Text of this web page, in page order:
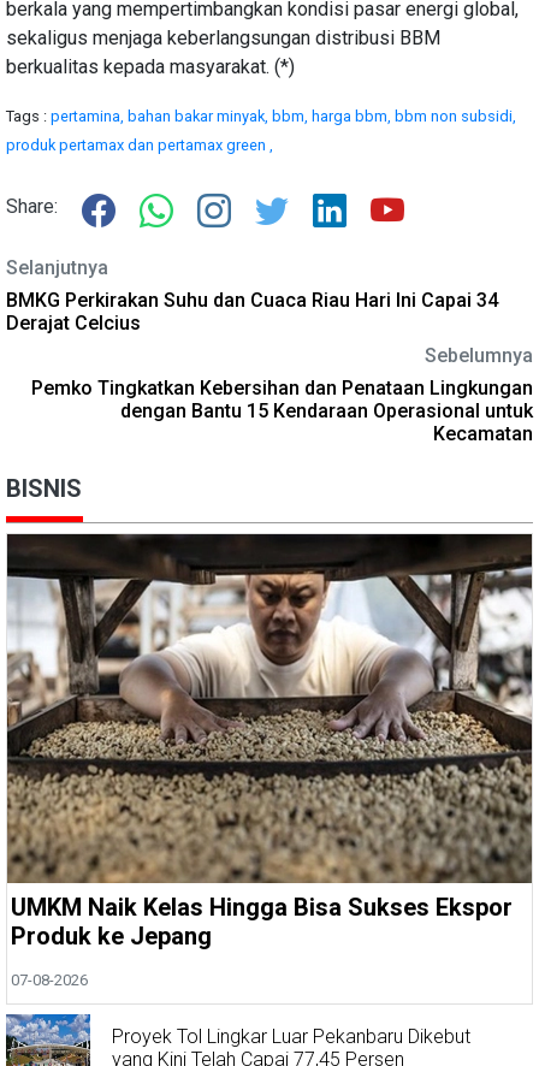
berkala yang mempertimbangkan kondisi pasar energi global,
sekaligus menjaga keberlangsungan distribusi BBM
berkualitas kepada masyarakat. (*)
Tags : pertamina, bahan bakar minyak, bbm, harga bbm, bbm non subsidi,
produk pertamax dan pertamax green ,
Share:
Selanjutnya
BMKG Perkirakan Suhu dan Cuaca Riau Hari Ini Capai 34
Derajat Celcius
Sebelumnya
Pemko Tingkatkan Kebersihan dan Penataan Lingkungan
dengan Bantu 15 Kendaraan Operasional untuk
Kecamatan
BISNIS
UMKM Naik Kelas Hingga Bisa Sukses Ekspor
Produk ke Jepang
07-08-2026
Proyek Tol Lingkar Luar Pekanbaru Dikebut
yang Kini Telah Capai 77,45 Persen